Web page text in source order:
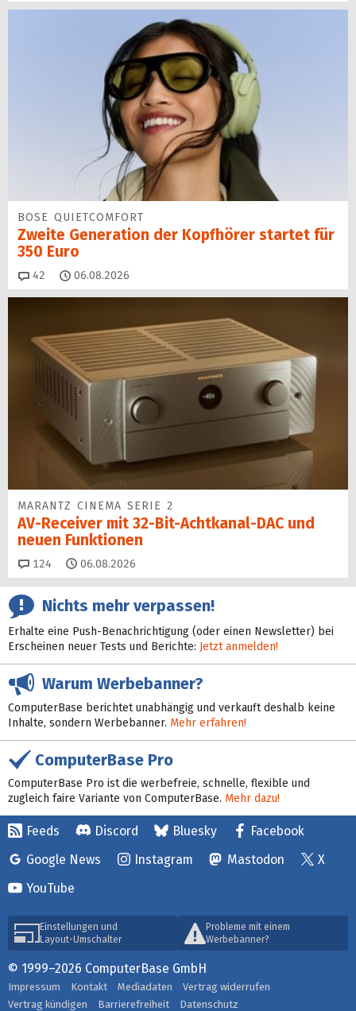
BOSE QUIETCOMFORT
Zweite Generation der Kopfhörer startet für
350 Euro
42 Kommentare
06.08.2026
MARANTZ CINEMA SERIE 2
AV-Receiver mit 32-Bit-Acht­kanal-DAC und
neuen Funktionen
124 Kommentare
06.08.2026
Nichts mehr verpassen!
Erhalte eine Push-Benachrichtigung (oder einen Newsletter) bei
Erscheinen neuer Tests und Berichte: Jetzt anmelden!
Warum Werbebanner?
ComputerBase berichtet unabhängig und verkauft deshalb keine
Inhalte, sondern Werbebanner. Mehr erfahren!
ComputerBase Pro
ComputerBase Pro ist die werbefreie, schnelle, flexible und
zugleich faire Variante von ComputerBase. Mehr dazu!
Feeds Discord Bluesky
Facebook
Google News
Instagram Mastodon
X
YouTube
Einstellungen und
Layout-Umschalter
Probleme mit einem
Werbebanner?
© 1999–2026 ComputerBase GmbH
Impressum Kontakt Mediadaten
Vertrag widerrufen
Vertrag kündigen
Barrierefreiheit Datenschutz